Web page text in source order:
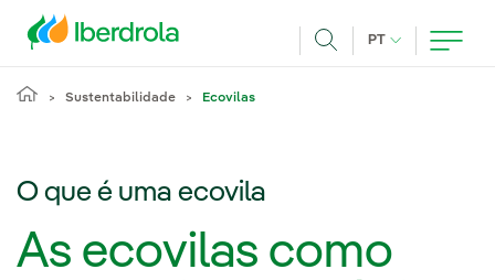
PT IDIOMA ATUAL,
Sustentabilidade Ecovilas
O que é uma ecovila
As ecovilas como